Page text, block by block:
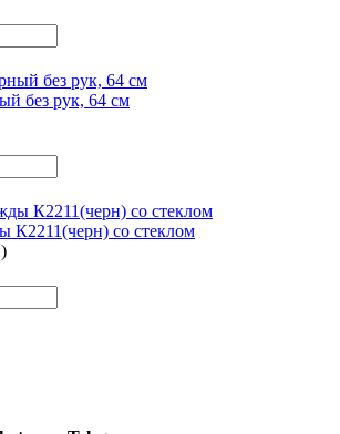
без рук, 64 см
К2211(черн) со стеклом